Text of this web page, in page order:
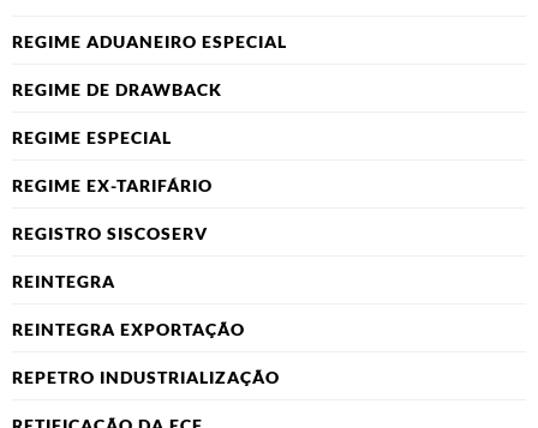
REGIME ADUANEIRO ESPECIAL
REGIME DE DRAWBACK
REGIME ESPECIAL
REGIME EX-TARIFÁRIO
REGISTRO SISCOSERV
REINTEGRA
REINTEGRA EXPORTAÇÃO
REPETRO INDUSTRIALIZAÇÃO